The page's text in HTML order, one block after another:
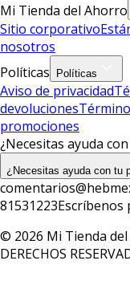
Mi Tienda del Ahorro
Sitio corporativo
nosotros
Políticas
Políticas
Aviso de privacidad
devoluciones
promociones
¿Necesitas ayuda
¿Necesitas ayuda con tu
81531223Escríbenos
© 2026 Mi Tienda del
DERECHOS